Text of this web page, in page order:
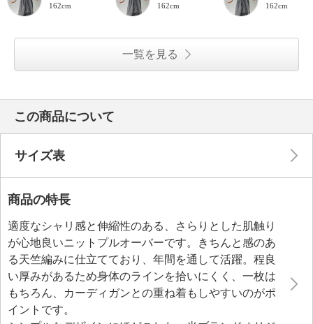
162cm 162cm 162cm
一覧を見る
この商品について
サイズ表
商品の特長
適度なシャリ感と伸縮性のある、さらりとした肌触り
が心地良いニットプルオーバーです。きちんと感のあ
る天竺編みに仕立てており、年間を通して活躍。程良
い厚みがあるため身体のラインを拾いにくく、一枚は
もちろん、カーディガンとの重ね着もしやすいのがポ
イントです。